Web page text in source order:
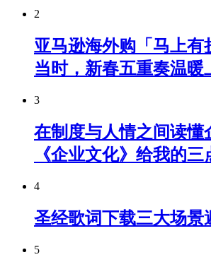
2
亚马逊海外购「马上有
当时，新春五重奏温暖
3
在制度与人情之间读
《企业文化》给我的三
4
圣经歌词下载三大场景
5